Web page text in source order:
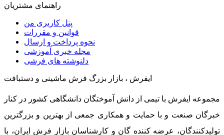
راهنمای مشتریان
پنل کاربری من
قوانین و مقررات
نحوه پرداخت و ارسال
مجله خبری آموزشی
دلنوشته های فرشی
ایفرش ، بازار بزرگ فرش ماشینی و دستبافت
مجموعه ایفرش با تیمی از دانش آموختگان دانشگاهی کشور در کنار
خبرگان صنعت و با حمایت و همکاری جمعی از بهترین و بزرگترین
تولیدکنندگان، عرضه کننده گان و کارشناسان بازار فرش ایران، با